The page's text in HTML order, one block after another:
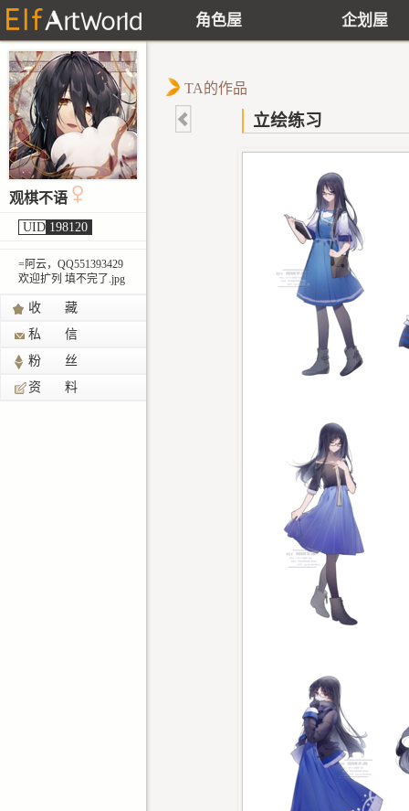
角色屋 企划屋
观棋不语
UID 198120
=阿云，QQ551393429
欢迎扩列 填不完了.jpg
收 藏
私 信
粉 丝
资 料
TA的作品
立绘练习